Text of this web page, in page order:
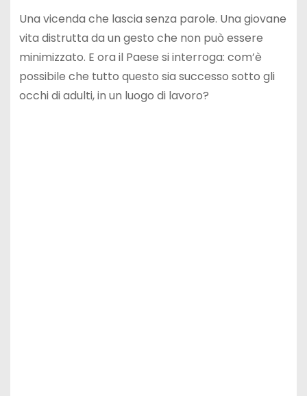
Una vicenda che lascia senza parole. Una giovane
vita distrutta da un gesto che non può essere
minimizzato. E ora il Paese si interroga: com’è
possibile che tutto questo sia successo sotto gli
occhi di adulti, in un luogo di lavoro?